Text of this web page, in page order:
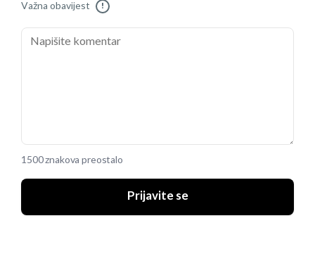
Važna obavijest !
1500 znakova preostalo
Prijavite se